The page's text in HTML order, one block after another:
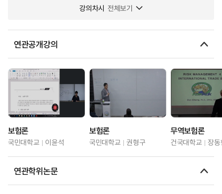
강의차시 전체보기
연관공개강의
보험론
국민대학교 이윤석
보험론
국민대학교 권형구
무역보험론
건국대학교 장
연관학위논문